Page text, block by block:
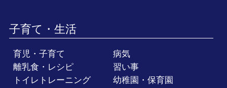
子育て・生活
育児・子育て
病気
離乳食・レシピ
習い事
トイレトレーニング
幼稚園・保育園